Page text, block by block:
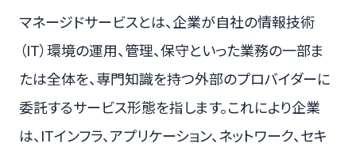
マネージドサービスとは、企業が自社の情報技術
（IT）環境の運用、管理、保守といった業務の一部ま
たは全体を、専門知識を持つ外部のプロバイダーに
委託するサービス形態を指します。これにより企業
は、ITインフラ、アプリケーション、ネットワーク、セキ